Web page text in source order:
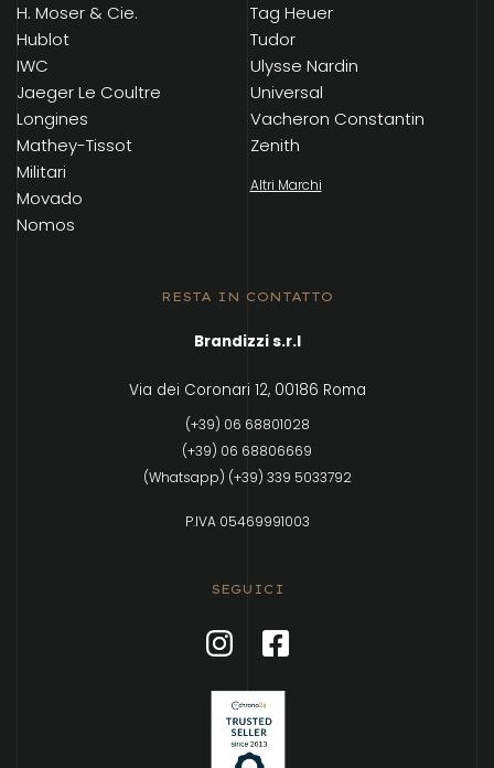
H. Moser & Cie.
Hublot
IWC
Jaeger Le Coultre
Longines
Mathey-Tissot
Militari
Movado
Nomos
Tag Heuer
Tudor
Ulysse Nardin
Universal
Vacheron Constantin
Zenith
Altri Marchi
RESTA IN CONTATTO
Brandizzi s.r.l
Via dei Coronari 12, 00186 Roma
(+39) 06 68801028
(+39) 06 68806669
(Whatsapp) (+39) 339 5033792
P.IVA 05469991003
SEGUICI